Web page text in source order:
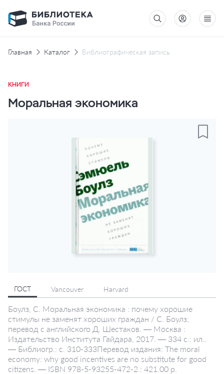
Главная Каталог Библиографическая запись
КНИГИ
Моральная экономика
ГОСТ Vancouver Harvard
Боулз, С. Моральная экономика : почему хорошие
стимулы не заменят хороших граждан / С. Боулз;
перевод с английского Д. Шестаков. — Москва :
Издательство Института Гайдара, 2017. — 334 с.: ил..
— Библиогр.: с. 310-333Перевод издания: The moral
economy: why good incentives are no substitute for good
citizens. — ISBN 978-5-93255-472-2 : 421.00 р.